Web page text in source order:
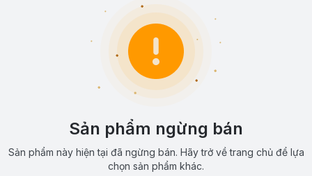
Sản phẩm ngừng bán
Sản phẩm này hiện tại đã ngừng bán. Hãy trở về trang chủ để lựa
chọn sản phẩm khác.